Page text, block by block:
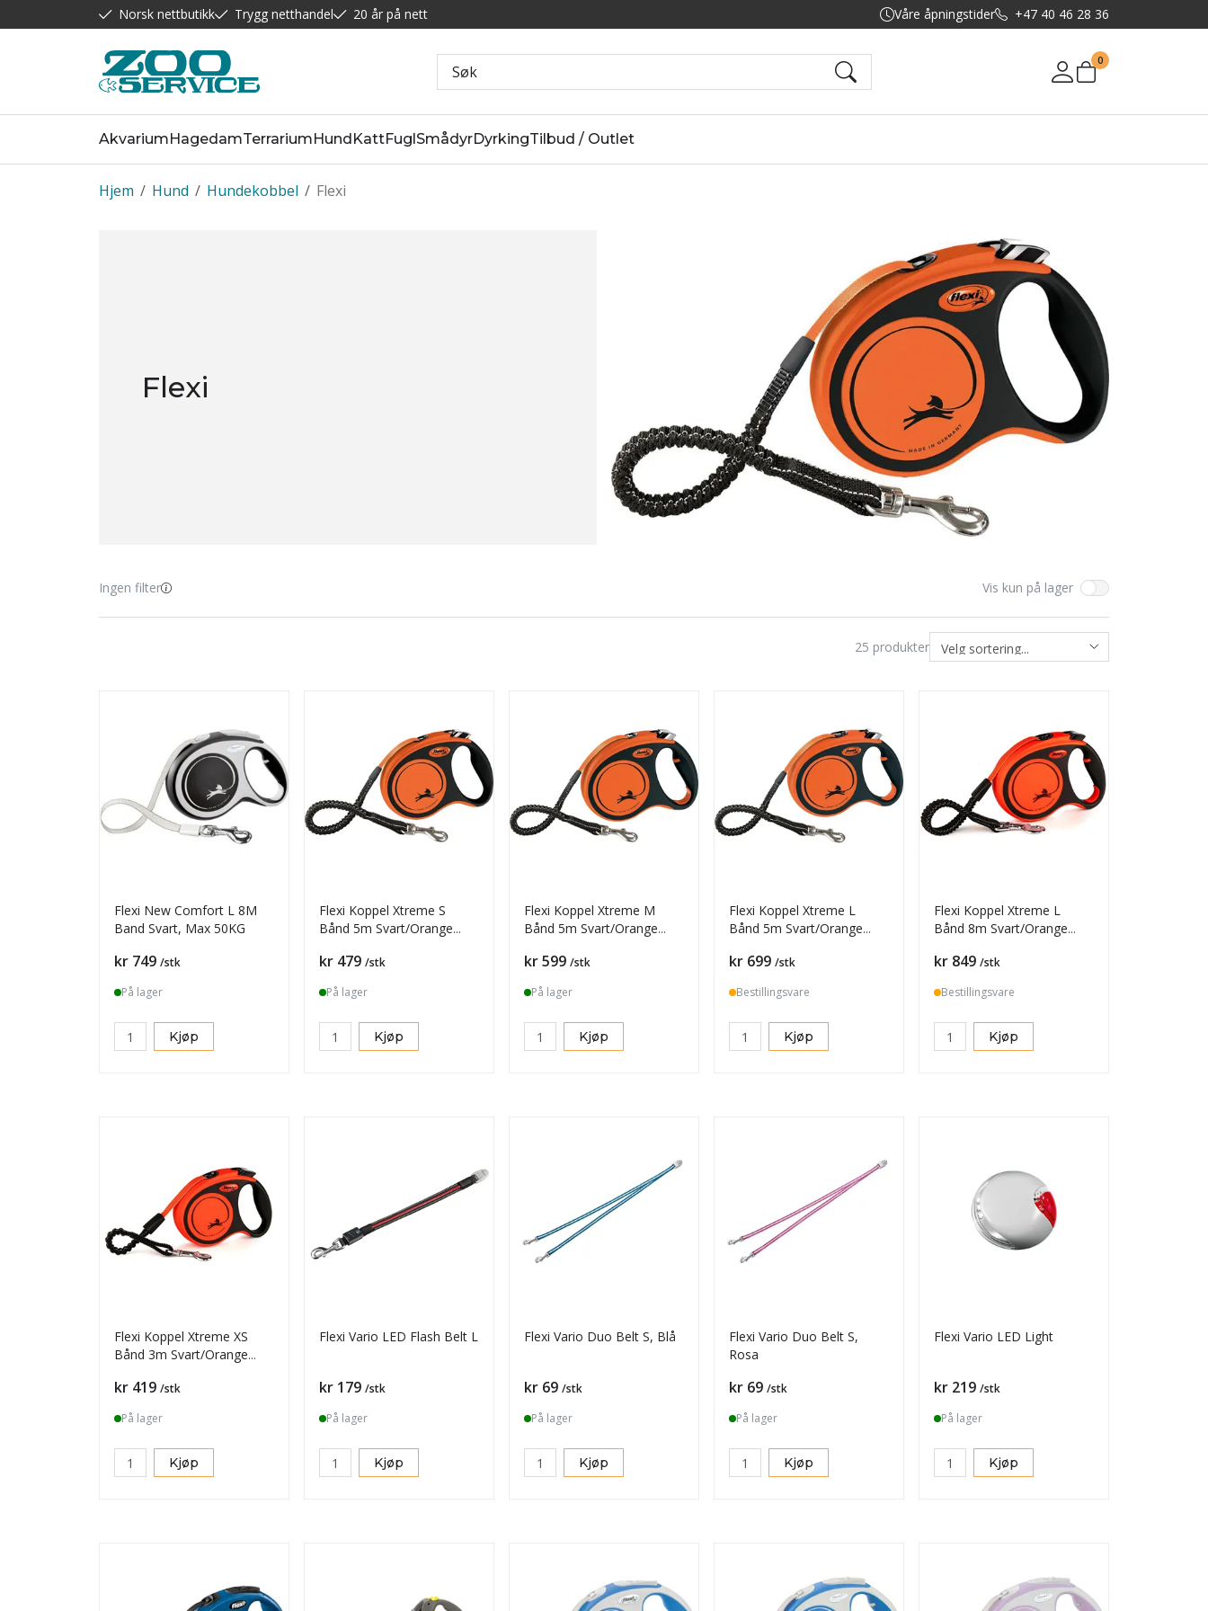
Norsk nettbutikk Trygg netthandel 20 år på nett Våre åpningstider +47 40 46 28 36
Mine sider
0
AkvariumHagedamTerrariumHundKattFuglSmådyrDyrkingTilbud / Outlet
/
Hjem /
Hund /
Hundekobbel Flexi
Flexi
Ingen filter Vis kun på lager
25 produkter
Flexi New Comfort L 8M
Band Svart, Max 50KG
Pris
kr 749 /stk
På lager
Kjøp
Flexi Koppel Xtreme S
Bånd 5m Svart/Orange
Pris
kr 479 /stk
På lager
Kjøp
Flexi Koppel Xtreme M
Bånd 5m Svart/Orange
Pris
kr 599 /stk
På lager
Kjøp
Flexi Koppel Xtreme L
Bånd 5m Svart/Orange
Pris
kr 699 /stk
Bestillingsvare
Kjøp
Flexi Koppel Xtreme L
Bånd 8m Svart/Orange
Pris
kr 849 /stk
Bestillingsvare
Kjøp
Flexi Koppel Xtreme XS
Bånd 3m Svart/Orange
Pris
kr 419 /stk
På lager
Kjøp
Flexi Vario LED Flash Belt L
Pris
kr 179 /stk
På lager
Kjøp
Flexi Vario Duo Belt S, Blå
Pris
kr 69 /stk
På lager
Kjøp
Flexi Vario Duo Belt S,
Rosa
Pris
kr 69 /stk
På lager
Kjøp
Flexi Vario LED Light
Pris
kr 219 /stk
På lager
Kjøp